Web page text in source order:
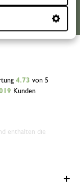
4.73 von 5
Kunden
enthalten die